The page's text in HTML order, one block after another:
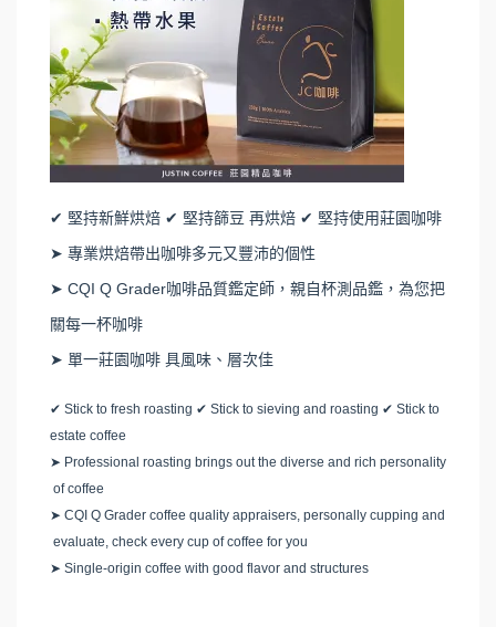
✔ 堅持新鮮烘焙 ✔ 堅持篩豆 再烘焙 ✔ 堅持使用莊園咖啡
➤ 專業烘焙帶出咖啡多元又豐沛的個性
➤ CQI Q Grader咖啡品質鑑定師，親自杯測品鑑，為您把
關每一杯咖啡
➤ 單一莊園咖啡 具風味、層次佳
✔ Stick to fresh roasting ✔ Stick to sieving and roasting ✔ Stick to
estate coffee
➤ Professional roasting brings out the diverse and rich personality
of coffee
➤ CQI Q Grader coffee quality appraisers, personally cupping and
evaluate, check every cup of coffee for you
➤ Single-origin coffee with good flavor and structures